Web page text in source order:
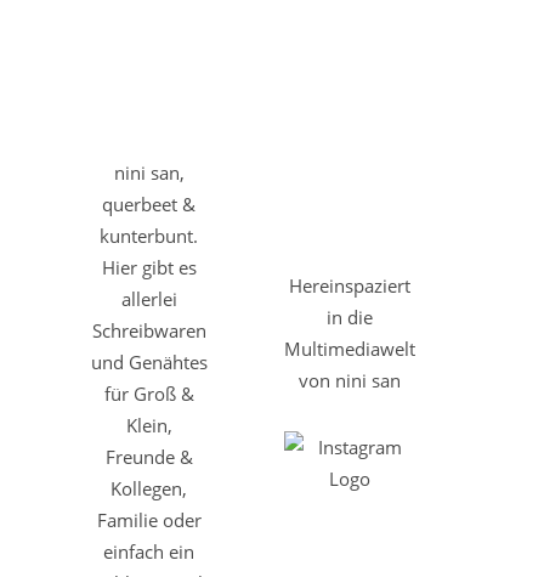
nini san,
querbeet &
kunterbunt.
Hier gibt es
allerlei
Schreibwaren
und Genähtes
für Groß &
Klein,
Freunde &
Kollegen,
Familie oder
einfach ein
Hereinspaziert
in die
Multimediawelt
von nini san